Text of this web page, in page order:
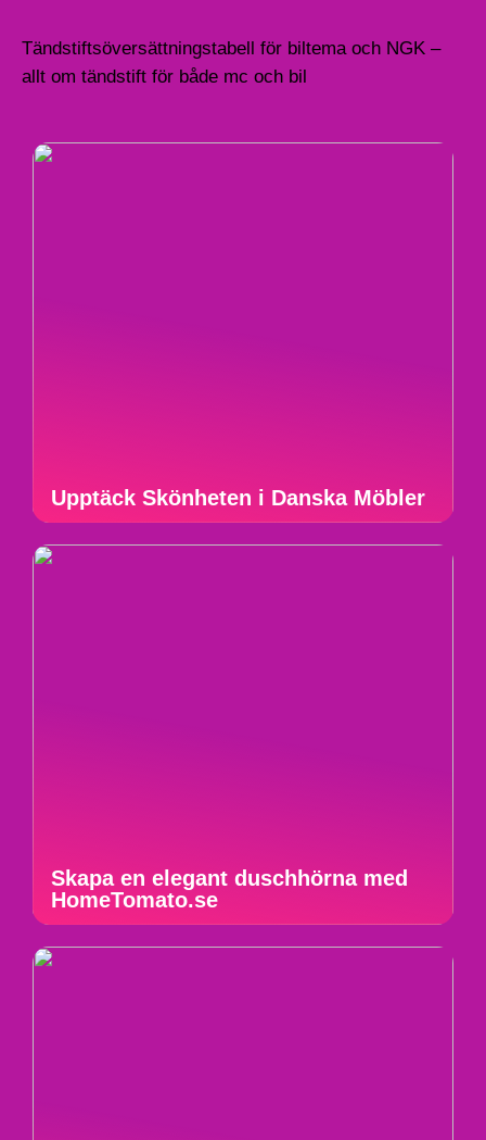
Tändstiftsöversättningstabell för biltema och NGK –
allt om tändstift för både mc och bil
Upptäck Skönheten i Danska Möbler
Skapa en elegant duschhörna med
HomeTomato.se